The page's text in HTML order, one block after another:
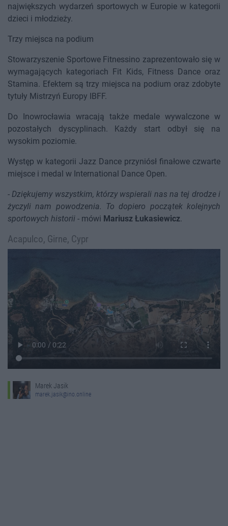
największych wydarzeń sportowych w Europie w kategorii
dzieci i młodzieży.
Trzy miejsca na podium
Stowarzyszenie Sportowe Fitnessino zaprezentowało się w
wymagających kategoriach Fit Kids, Fitness Dance oraz
Stamina. Efektem są trzy miejsca na podium oraz zdobyte
tytuły Mistrzyń Europy IBFF.
Do Inowrocławia wracają także medale wywalczone w
pozostałych dyscyplinach. Każdy start odbył się na
wysokim poziomie.
Występ w kategorii Jazz Dance przyniósł finałowe czwarte
miejsce i medal w International Dance Open.
-Dziękujemy wszystkim, którzy wspierali nas na tej drodze i
życzyli nam powodzenia. To dopiero początek kolejnych
sportowych historii - mówi Mariusz Łukasiewicz.
Acapulco, Girne, Cypr
Marek Jasik
marek.jasik@ino.online